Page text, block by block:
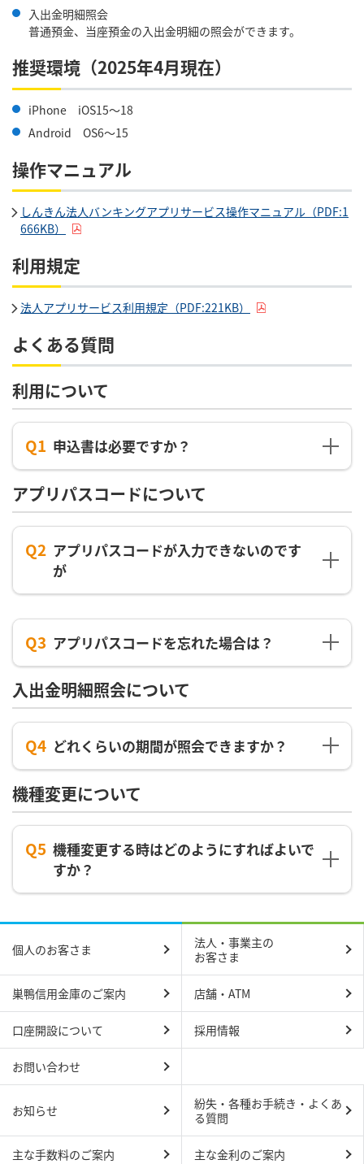
入出金明細照会
普通預金、当座預金の入出金明細の照会ができます。
推奨環境（2025年4月現在）
iPhone iOS15～18
Android OS6～15
操作マニュアル
しんきん法人バンキングアプリサービス操作マニュアル（PDF:1
666KB）
利用規定
法人アプリサービス利用規定（PDF:221KB）
よくある質問
利用について
Q1 申込書は必要ですか？
アプリパスコードについて
Q2 アプリパスコードが入力できないのです
が
Q3 アプリパスコードを忘れた場合は？
入出金明細照会について
Q4 どれくらいの期間が照会できますか？
機種変更について
Q5 機種変更する時はどのようにすればよいで
すか？
個人のお客さま
法人・事業主の
お客さま
巣鴨信用金庫のご案内 店舗・ATM
口座開設について 採用情報
お問い合わせ
お知らせ
紛失・各種お手続き・よくあ
る質問
主な手数料のご案内 主な金利のご案内